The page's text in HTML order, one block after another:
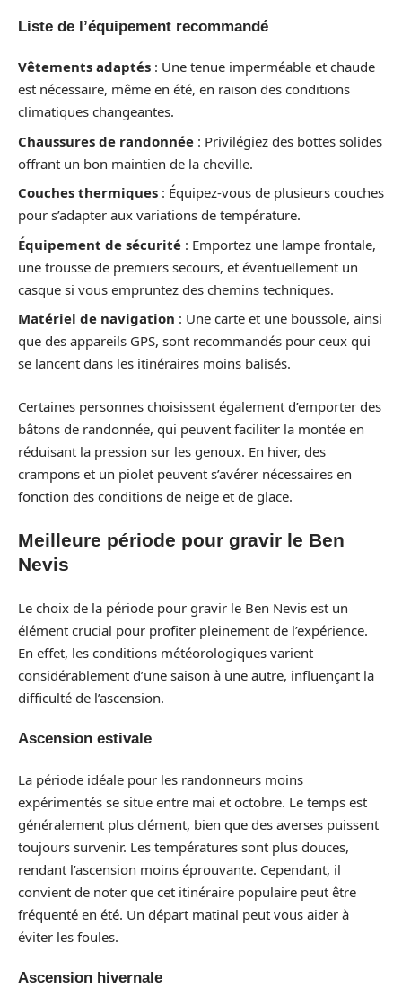
Liste de l’équipement recommandé
Vêtements adaptés : Une tenue imperméable et chaude
est nécessaire, même en été, en raison des conditions
climatiques changeantes.
Chaussures de randonnée : Privilégiez des bottes solides
offrant un bon maintien de la cheville.
Couches thermiques : Équipez-vous de plusieurs couches
pour s’adapter aux variations de température.
Équipement de sécurité : Emportez une lampe frontale,
une trousse de premiers secours, et éventuellement un
casque si vous empruntez des chemins techniques.
Matériel de navigation : Une carte et une boussole, ainsi
que des appareils GPS, sont recommandés pour ceux qui
se lancent dans les itinéraires moins balisés.
Certaines personnes choisissent également d’emporter des
bâtons de randonnée, qui peuvent faciliter la montée en
réduisant la pression sur les genoux. En hiver, des
crampons et un piolet peuvent s’avérer nécessaires en
fonction des conditions de neige et de glace.
Meilleure période pour gravir le Ben
Nevis
Le choix de la période pour gravir le Ben Nevis est un
élément crucial pour profiter pleinement de l’expérience.
En effet, les conditions météorologiques varient
considérablement d’une saison à une autre, influençant la
difficulté de l’ascension.
Ascension estivale
La période idéale pour les randonneurs moins
expérimentés se situe entre mai et octobre. Le temps est
généralement plus clément, bien que des averses puissent
toujours survenir. Les températures sont plus douces,
rendant l’ascension moins éprouvante. Cependant, il
convient de noter que cet itinéraire populaire peut être
fréquenté en été. Un départ matinal peut vous aider à
éviter les foules.
Ascension hivernale